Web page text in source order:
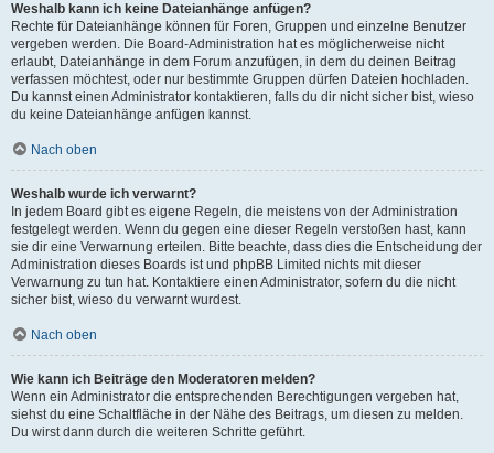
Weshalb kann ich keine Dateianhänge anfügen?
Rechte für Dateianhänge können für Foren, Gruppen und einzelne Benutzer
vergeben werden. Die Board-Administration hat es möglicherweise nicht
erlaubt, Dateianhänge in dem Forum anzufügen, in dem du deinen Beitrag
verfassen möchtest, oder nur bestimmte Gruppen dürfen Dateien hochladen.
Du kannst einen Administrator kontaktieren, falls du dir nicht sicher bist, wieso
du keine Dateianhänge anfügen kannst.
Nach oben
Weshalb wurde ich verwarnt?
In jedem Board gibt es eigene Regeln, die meistens von der Administration
festgelegt werden. Wenn du gegen eine dieser Regeln verstoßen hast, kann
sie dir eine Verwarnung erteilen. Bitte beachte, dass dies die Entscheidung der
Administration dieses Boards ist und phpBB Limited nichts mit dieser
Verwarnung zu tun hat. Kontaktiere einen Administrator, sofern du die nicht
sicher bist, wieso du verwarnt wurdest.
Nach oben
Wie kann ich Beiträge den Moderatoren melden?
Wenn ein Administrator die entsprechenden Berechtigungen vergeben hat,
siehst du eine Schaltfläche in der Nähe des Beitrags, um diesen zu melden.
Du wirst dann durch die weiteren Schritte geführt.